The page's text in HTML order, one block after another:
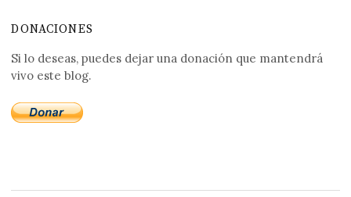
DONACIONES
Si lo deseas, puedes dejar una donación que mantendrá
vivo este blog.